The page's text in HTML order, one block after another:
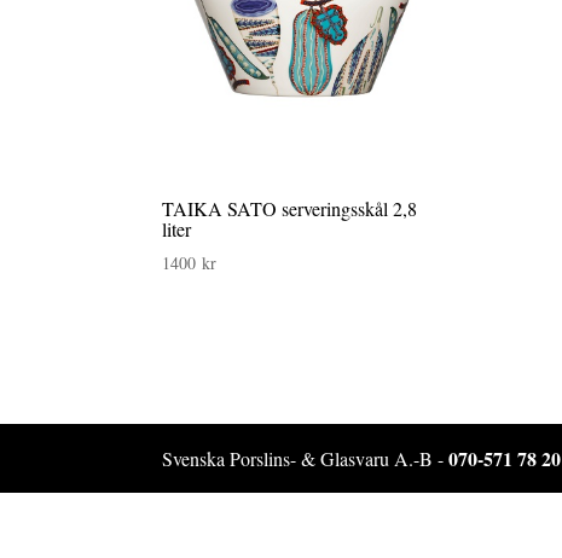
TAIKA SATO serveringsskål 2,8
liter
1400kr
Svenska Porslins- & Glasvaru A.-B -070-571 78 20